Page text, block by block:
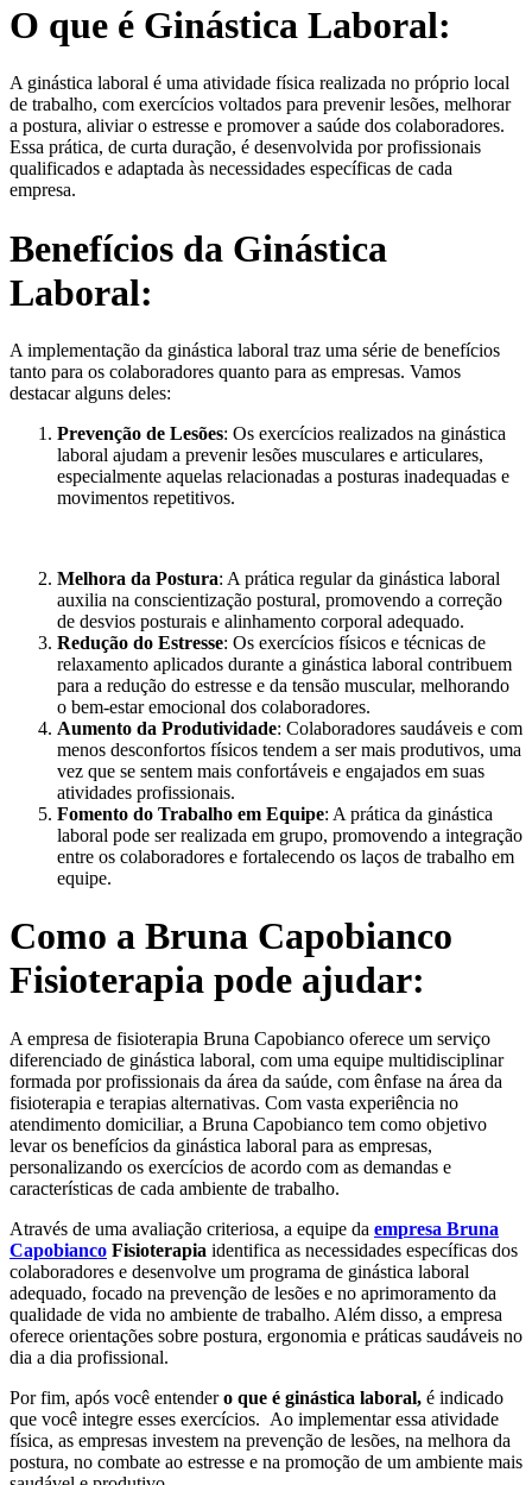
O que é Ginástica Laboral:
A ginástica laboral é uma atividade física realizada no próprio local
de trabalho, com exercícios voltados para prevenir lesões, melhorar
a postura, aliviar o estresse e promover a saúde dos colaboradores.
Essa prática, de curta duração, é desenvolvida por profissionais
qualificados e adaptada às necessidades específicas de cada
empresa.
Benefícios da Ginástica
Laboral:
A implementação da ginástica laboral traz uma série de benefícios
tanto para os colaboradores quanto para as empresas. Vamos
destacar alguns deles:
Prevenção de Lesões: Os exercícios realizados na ginástica
laboral ajudam a prevenir lesões musculares e articulares,
especialmente aquelas relacionadas a posturas inadequadas e
movimentos repetitivos.
Melhora da Postura: A prática regular da ginástica laboral
auxilia na conscientização postural, promovendo a correção
de desvios posturais e alinhamento corporal adequado.
Redução do Estresse: Os exercícios físicos e técnicas de
relaxamento aplicados durante a ginástica laboral contribuem
para a redução do estresse e da tensão muscular, melhorando
o bem-estar emocional dos colaboradores.
Aumento da Produtividade: Colaboradores saudáveis e com
menos desconfortos físicos tendem a ser mais produtivos, uma
vez que se sentem mais confortáveis e engajados em suas
atividades profissionais.
Fomento do Trabalho em Equipe: A prática da ginástica
laboral pode ser realizada em grupo, promovendo a integração
entre os colaboradores e fortalecendo os laços de trabalho em
equipe.
Como a Bruna Capobianco
Fisioterapia pode ajudar:
A empresa de fisioterapia Bruna Capobianco oferece um serviço
diferenciado de ginástica laboral, com uma equipe multidisciplinar
formada por profissionais da área da saúde, com ênfase na área da
fisioterapia e terapias alternativas. Com vasta experiência no
atendimento domiciliar, a Bruna Capobianco tem como objetivo
levar os benefícios da ginástica laboral para as empresas,
personalizando os exercícios de acordo com as demandas e
características de cada ambiente de trabalho.
Através de uma avaliação criteriosa, a equipe da empresa Bruna
Capobianco Fisioterapia identifica as necessidades específicas dos
colaboradores e desenvolve um programa de ginástica laboral
adequado, focado na prevenção de lesões e no aprimoramento da
qualidade de vida no ambiente de trabalho. Além disso, a empresa
oferece orientações sobre postura, ergonomia e práticas saudáveis no
dia a dia profissional.
Por fim, após você entendero que é ginástica laboral, é indicado
que você integre esses exercícios. Ao implementar essa atividade
física, as empresas investem na prevenção de lesões, na melhora da
postura, no combate ao estresse e na promoção de um ambiente mais